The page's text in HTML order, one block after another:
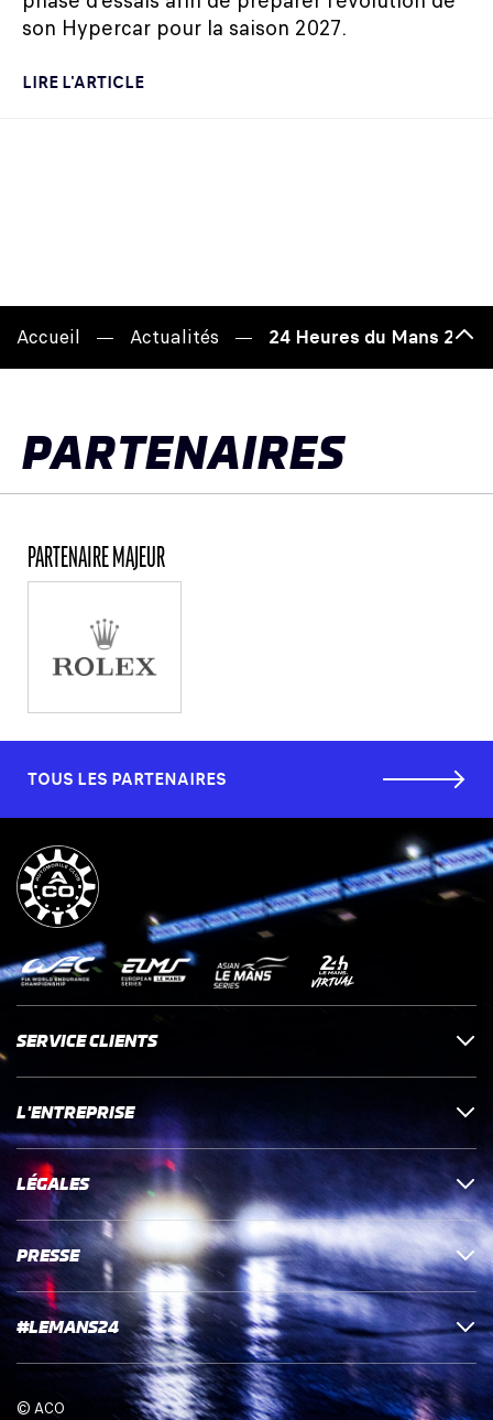
son Hypercar pour la saison 2027.
LIRE L'ARTICLE
Accueil Actualités 24 Heures du Mans
de
PARTENAIRES
PARTENAIRE MAJEUR
TOUS LES PARTENAIRES
SERVICE CLIENTS
L'ENTREPRISE
LÉGALES
PRESSE
#LEMANS24
© ACO